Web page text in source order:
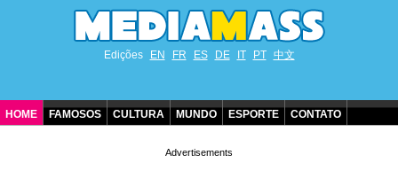
Edições EN FR ES DE IT PT 中文
HOME FAMOSOS CULTURA MUNDO ESPORTE CONTATO